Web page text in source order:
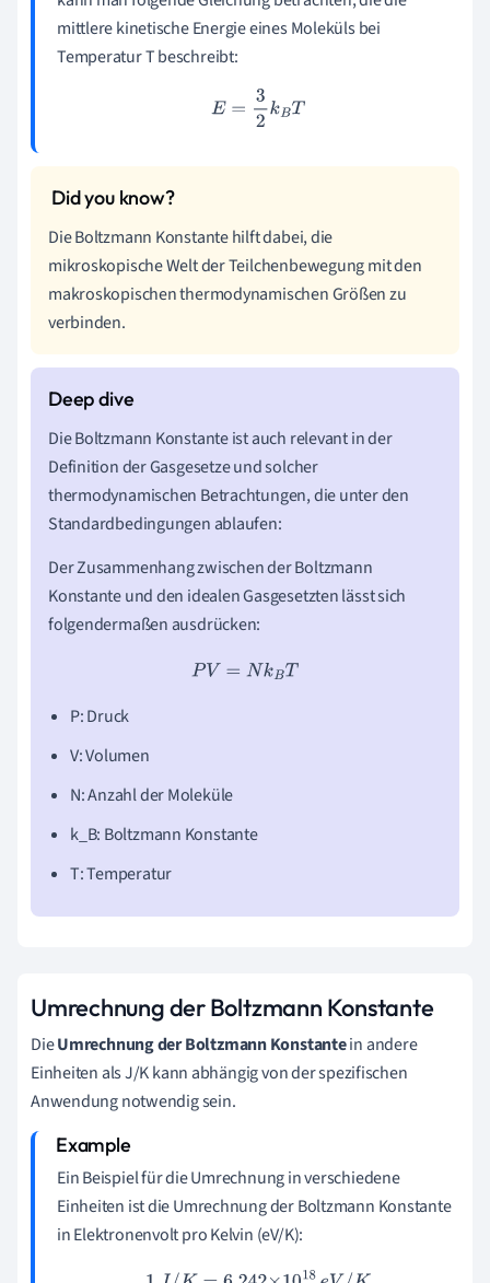
mittlere kinetische Energie eines Moleküls bei
Temperatur T beschreibt:
E=3 2kBT
Die Boltzmann Konstante hilft dabei, die
mikroskopische Welt der Teilchenbewegung mit den
makroskopischen thermodynamischen Größen zu
verbinden.
Die Boltzmann Konstante ist auch relevant in der
Definition der Gasgesetze und solcher
thermodynamischen Betrachtungen, die unter den
Standardbedingungen ablaufen:
Der Zusammenhang zwischen der Boltzmann
Konstante und den idealen Gasgesetzten lässt sich
folgendermaßen ausdrücken:
P V=NkBT
P: Druck
V: Volumen
N: Anzahl der Moleküle
k_B: Boltzmann Konstante
T: Temperatur
Umrechnung der Boltzmann Konstante
DieUmrechnung der Boltzmann Konstantein andere
Einheiten als J/K kann abhängig von der spezifischen
Anwendung notwendig sein.
Ein Beispiel für die Umrechnung in verschiedene
Einheiten ist die Umrechnung der Boltzmann Konstante
in Elektronenvolt pro Kelvin (eV/K):